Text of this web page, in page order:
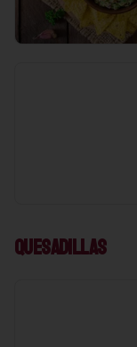
Quesadillas